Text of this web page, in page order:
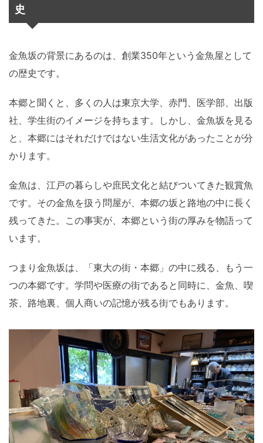
史
金魚坂の背景にあるのは、創業350年という金魚屋として
の歴史です。
本郷と聞くと、多くの人は東京大学、赤門、医学部、出版
社、学生街のイメージを持ちます。しかし、金魚坂を見る
と、本郷にはそれだけではない生活文化があったことが分
かります。
金魚は、江戸の暮らしや庶民文化と結びついてきた観賞魚
です。その金魚を扱う問屋が、本郷の坂と路地の中に長く
残ってきた。この事実が、本郷という街の厚みを物語って
います。
つまり金魚坂は、「東大の街・本郷」の中に残る、もう一
つの本郷です。学問や医療の街であると同時に、金魚、喫
茶、路地裏、個人商いの記憶が残る街でもあります。